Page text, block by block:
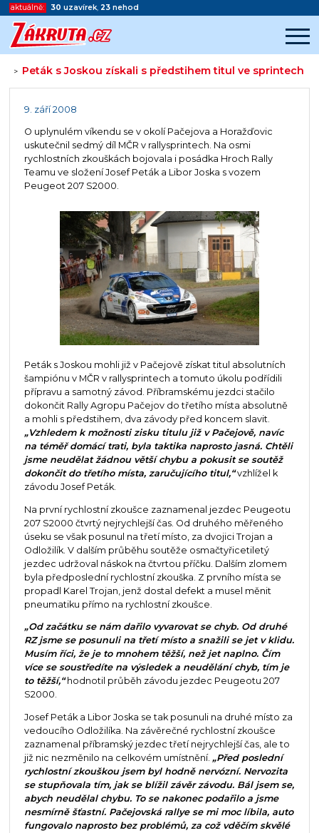
aktuálně: 30 uzavírek, 23 nehod
> Peták s Joskou získali s předstihem titul ve sprintech
Začátek reklamy
9. září 2008
O uplynulém víkendu se v okolí Pačejova a Horažďovic
uskutečnil sedmý díl MČR v rallysprintech. Na osmi
rychlostních zkouškách bojovala i posádka Hroch Rally
Teamu ve složení Josef Peták a Libor Joska s vozem
Peugeot 207 S2000.
Peták s Joskou mohli již v Pačejově získat titul absolutních
šampiónu v MČR v rallysprintech a tomuto úkolu podřídili
přípravu a samotný závod. Příbramskému jezdci stačilo
dokončit Rally Agropu Pačejov do třetího místa absolutně
a mohli s předstihem, dva závody před koncem slavit.
„Vzhledem k možnosti zisku titulu již v Pačejově, navíc
na téměř domácí trati, byla taktika naprosto jasná. Chtěli
jsme neudělat žádnou větší chybu a pokusit se soutěž
dokončit do třetího místa, zaručujícího titul,“vzhlížel k
závodu Josef Peták.
Na první rychlostní zkoušce zaznamenal jezdec Peugeotu
207 S2000 čtvrtý nejrychlejší čas. Od druhého měřeného
úseku se však posunul na třetí místo, za dvojici Trojan a
Odložilík. V dalším průběhu soutěže osmačtyřicetiletý
jezdec udržoval náskok na čtvrtou příčku. Dalším zlomem
byla předposlední rychlostní zkouška. Z prvního místa se
propadl Karel Trojan, jenž dostal defekt a musel měnit
pneumatiku přímo na rychlostní zkoušce.
„Od začátku se nám dařilo vyvarovat se chyb. Od druhé
RZ jsme se posunuli na třetí místo a snažili se jet v klidu.
Musím říci, že je to mnohem těžší, než jet naplno. Čím
více se soustředíte na výsledek a neudělání chyb, tím je
to těžší,“hodnotil průběh závodu jezdec Peugeotu 207
S2000.
Josef Peták a Libor Joska se tak posunuli na druhé místo za
vedoucího Odložilíka. Na závěrečné rychlostní zkoušce
zaznamenal příbramský jezdec třetí nejrychlejší čas, ale to
již nic nezměnilo na celkovém umístnění. „Před poslední
rychlostní zkouškou jsem byl hodně nervózní. Nervozita
se stupňovala tím, jak se blížil závěr závodu. Bál jsem se,
abych neudělal chybu. To se nakonec podařilo a jsme
nesmírně šťastní. Pačejovská rallye se mi moc líbila, auto
fungovalo naprosto bez problémů, za což vděčím skvělé